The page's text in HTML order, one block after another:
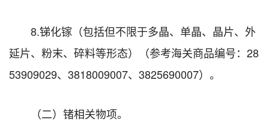
8.锑化镓（包括但不限于多晶、单晶、晶片、外
延片、粉末、碎料等形态）（参考海关商品编号：28
53909029、3818009007、3825690007）。
（二）锗相关物项。